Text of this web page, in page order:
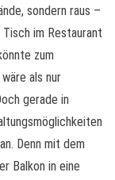
sondern raus –
im Restaurant
zum
als nur
gerade in
Denn mit dem
Balkon in eine